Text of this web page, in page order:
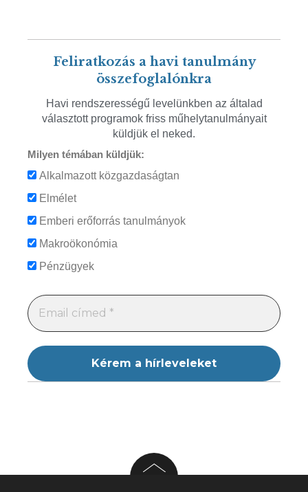
Feliratkozás a havi tanulmány
összefoglalónkra
Havi rendszerességű levelünkben az általad
választott programok friss műhelytanulmányait
küldjük el neked.
Milyen témában küldjük:
Alkalmazott közgazdaságtan
Elmélet
Emberi erőforrás tanulmányok
Makroökonómia
Pénzügyek